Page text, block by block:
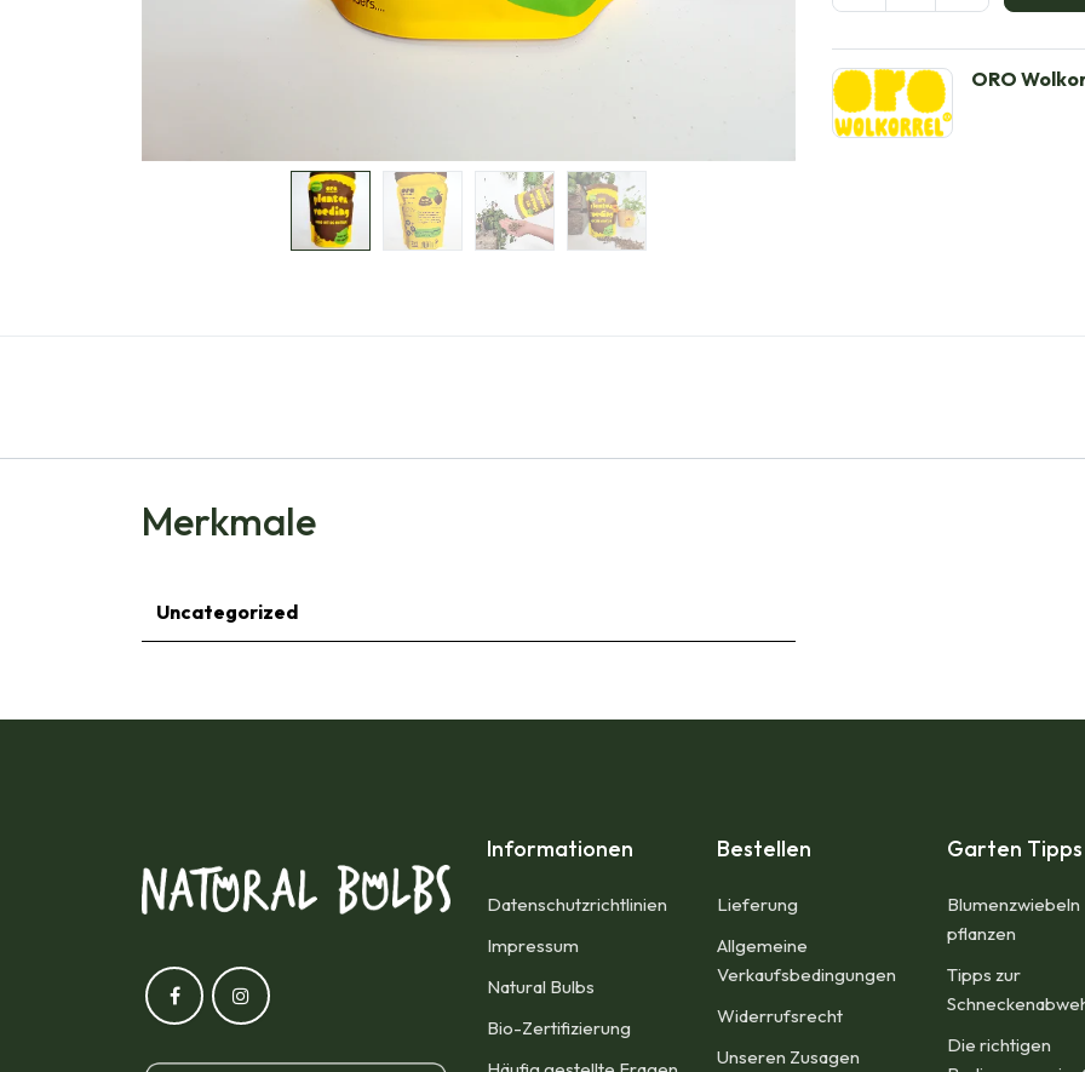
ORO
Merkmale
Uncategorized
Informationen
Datenschutzrichtlinien
Impressum​
Natural Bulbs
Bio-Zertifizierung
Bestellen
Lieferung
Allgemeine
Verkaufsbedingungen​
Widerrufsrecht
Unseren Zusagen
Garten Tipps
Blumenzwiebeln
pflanzen
Tipps zur
Die richtigen